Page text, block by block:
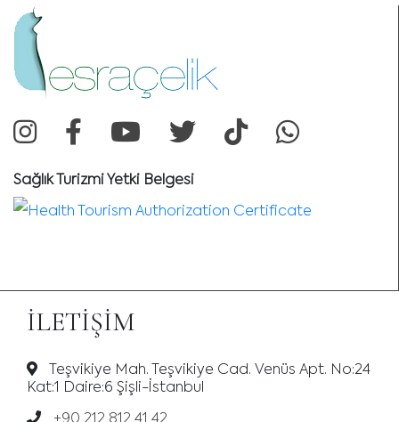
Sağlık Turizmi Yetki Belgesi
İLETIŞIM
Teşvikiye Mah. Teşvikiye Cad. Venüs Apt. No:24
Kat:1 Daire:6 Şişli-İstanbul
+90 212 812 41 42